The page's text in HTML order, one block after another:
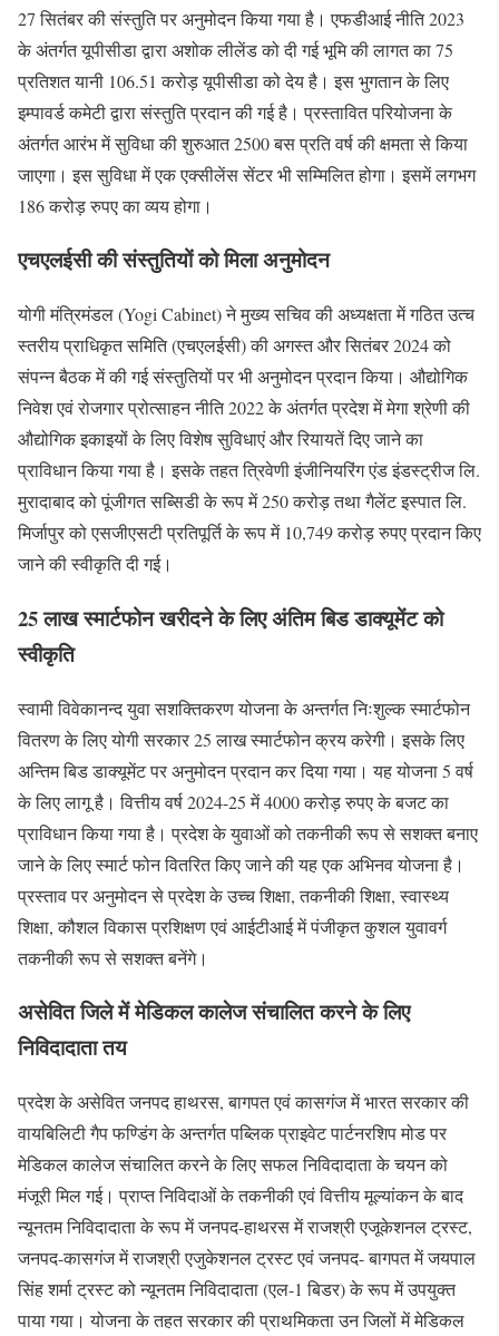
27 सितंबर की संस्तुति पर अनुमोदन किया गया है। एफडीआई नीति 2023
के अंतर्गत यूपीसीडा द्वारा अशोक लीलेंड को दी गई भूमि की लागत का 75
प्रतिशत यानी 106.51 करोड़ यूपीसीडा को देय है। इस भुगतान के लिए
इम्पावर्ड कमेटी द्वारा संस्तुति प्रदान की गई है। प्रस्तावित परियोजना के
अंतर्गत आरंभ में सुविधा की शुरुआत 2500 बस प्रति वर्ष की क्षमता से किया
जाएगा। इस सुविधा में एक एक्सीलेंस सेंटर भी सम्मिलित होगा। इसमें लगभग
186 करोड़ रुपए का व्यय होगा।
एचएलईसी की संस्तुतियों को मिला अनुमोदन
योगी मंत्रिमंडल (Yogi Cabinet) ने मुख्य सचिव की अध्यक्षता में गठित उत्च
स्तरीय प्राधिकृत समिति (एचएलईसी) की अगस्त और सितंबर 2024 को
संपन्न बैठक में की गई संस्तुतियों पर भी अनुमोदन प्रदान किया। औद्योगिक
निवेश एवं रोजगार प्रोत्साहन नीति 2022 के अंतर्गत प्रदेश में मेगा श्रेणी की
औद्योगिक इकाइयों के लिए विशेष सुविधाएं और रियायतें दिए जाने का
प्राविधान किया गया है। इसके तहत त्रिवेणी इंजीनियरिंग एंड इंडस्ट्रीज लि.
मुरादाबाद को पूंजीगत सब्सिडी के रूप में 250 करोड़ तथा गैलेंट इस्पात लि.
मिर्जापुर को एसजीएसटी प्रतिपूर्ति के रूप में 10,749 करोड़ रुपए प्रदान किए
जाने की स्वीकृति दी गई।
25 लाख स्मार्टफोन खरीदने के लिए अंतिम बिड डाक्यूमेंट को
स्वीकृति
स्वामी विवेकानन्द युवा सशक्तिकरण योजना के अन्तर्गत निःशुल्क स्मार्टफोन
वितरण के लिए योगी सरकार 25 लाख स्मार्टफोन क्रय करेगी। इसके लिए
अन्तिम बिड डाक्यूमेंट पर अनुमोदन प्रदान कर दिया गया। यह योजना 5 वर्ष
के लिए लागू है। वित्तीय वर्ष 2024-25 में 4000 करोड़ रुपए के बजट का
प्राविधान किया गया है। प्रदेश के युवाओं को तकनीकी रूप से सशक्त बनाए
जाने के लिए स्मार्ट फोन वितरित किए जाने की यह एक अभिनव योजना है।
प्रस्ताव पर अनुमोदन से प्रदेश के उच्च शिक्षा, तकनीकी शिक्षा, स्वास्थ्य
शिक्षा, कौशल विकास प्रशिक्षण एवं आईटीआई में पंजीकृत कुशल युवावर्ग
तकनीकी रूप से सशक्त बनेंगे।
असेवित जिले में मेडिकल कालेज संचालित करने के लिए
निविदादाता तय
प्रदेश के असेवित जनपद हाथरस, बागपत एवं कासगंज में भारत सरकार की
वायबिलिटी गैप फण्डिंग के अन्तर्गत पब्लिक प्राइवेट पार्टनरशिप मोड पर
मेडिकल कालेज संचालित करने के लिए सफल निविदादाता के चयन को
मंजूरी मिल गई। प्राप्त निविदाओं के तकनीकी एवं वित्तीय मूल्यांकन के बाद
न्यूनतम निविदादाता के रूप में जनपद-हाथरस में राजश्री एजूकेशनल ट्रस्ट,
जनपद-कासगंज में राजश्री एजुकेशनल ट्रस्ट एवं जनपद- बागपत में जयपाल
सिंह शर्मा ट्रस्ट को न्यूनतम निविदादाता (एल-1 बिडर) के रूप में उपयुक्त
पाया गया। योजना के तहत सरकार की प्राथमिकता उन जिलों में मेडिकल